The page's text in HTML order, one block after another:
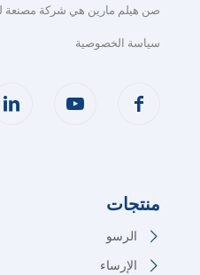
صن هيلم مارين هي شركة مصنعة
سياسة الخصوصية
منتجات
الرسو
الإرساء